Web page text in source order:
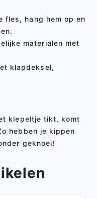
fles, hang hem op en
materialen met
klapdeksel,
klepeltje tikt, komt
hebben je kippen
geknoei!